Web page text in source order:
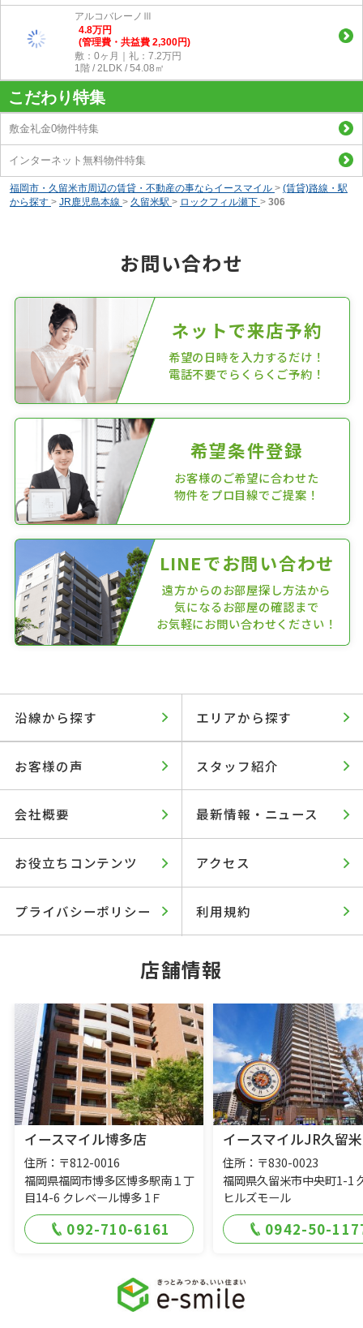
アルコバレーノⅢ
4.8万円
(管理費・共益費 2,300円)
敷：0ヶ月｜礼：7.2万円
1階 / 2LDK / 54.08㎡
こだわり特集
敷金礼金0物件特集
インターネット無料物件特集
福岡市・久留米市周辺の賃貸・不動産の事ならイースマイル > (賃貸)路線・駅
から探す > JR鹿児島本線 > 久留米駅 > ロックフィル瀬下 > 306
お問い合わせ
ネットで来店予約
希望の日時を入力するだけ！
電話不要でらくらくご予約！
希望条件登録
お客様のご希望に合わせた
物件をプロ目線でご提案！
LINEでお問い合わせ
遠方からのお部屋探し方法から
気になるお部屋の確認まで
お気軽にお問い合わせください！
沿線から探す エリアから探す
お客様の声 スタッフ紹介
会社概要 最新情報・ニュース
お役立ちコンテンツ アクセス
プライバシーポリシー 利用規約
店舗情報
イースマイル博多店
住所：〒812-0016
福岡県福岡市博多区博多駅南１丁
目14-6 クレベール博多 1Ｆ
092-710-6161
イースマイルJR久留
住所：〒830-0023
福岡県久留米市中央町1-1
ヒルズモール
0942-50-